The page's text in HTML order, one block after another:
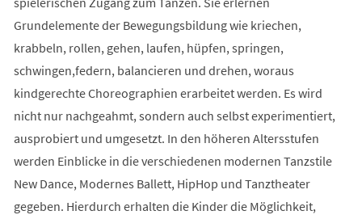
Grundelemente der Bewegungsbildung wie kriechen,
krabbeln, rollen, gehen, laufen, hüpfen, springen,
schwingen,federn, balancieren und drehen, woraus
kindgerechte Choreographien erarbeitet werden. Es wird
nicht nur nachgeahmt, sondern auch selbst experimentiert,
ausprobiert und umgesetzt. In den höheren Altersstufen
werden Einblicke in die verschiedenen modernen Tanzstile
New Dance, Modernes Ballett, HipHop und Tanztheater
gegeben. Hierdurch erhalten die Kinder die Möglichkeit,